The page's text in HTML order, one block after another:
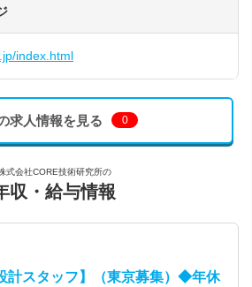
index.html
求人情報を見る 0
式会社CORE技術研究所の
収・給与情報
計スタッフ】（東京募集）◆年休